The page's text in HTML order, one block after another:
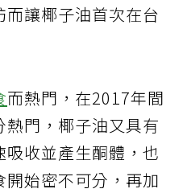
讓椰子油首次在台
而熱門，在2017年間
門，椰子油又具有
收並產生酮體，也
始密不可分，再加